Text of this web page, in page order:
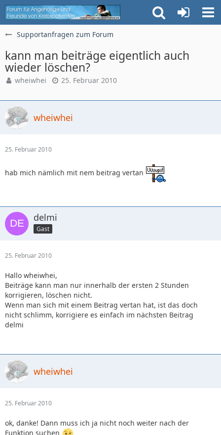
Supportanfragen zum Forum
kann man beiträge eigentlich auch
wieder löschen?
wheiwhei 25. Februar 2010
wheiwhei
25. Februar 2010
hab mich nämlich mit nem beitrag vertan
delmi
Gast
25. Februar 2010
Hallo wheiwhei,
Beiträge kann man nur innerhalb der ersten 2 Stunden
korrigieren, löschen nicht.
Wenn man sich mit einem Beitrag vertan hat, ist das doch
nicht schlimm, korrigiere es einfach im nächsten Beitrag
delmi
wheiwhei
25. Februar 2010
ok, danke! Dann muss ich ja nicht noch weiter nach der
Funktion suchen